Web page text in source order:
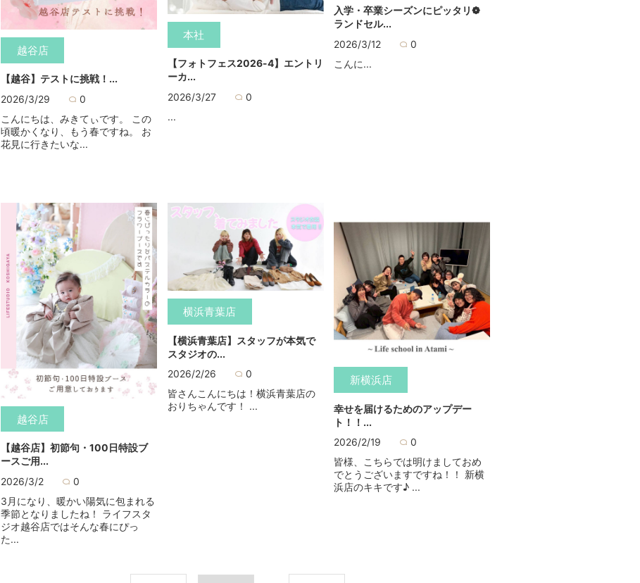
越谷店
【越谷】テストに挑戦！...
2026/3/29
0
こんにちは、みきてぃです。 この
頃暖かくなり、もう春ですね。 お
花見に行きたいな...
本社
【フォトフェス2026-4】エントリ
ーカ...
2026/3/27
0
...
入学・卒業シーズンにピッタリ❁
ランドセル...
2026/3/12
0
こんに...
越谷店
【越谷店】初節句・100日特設ブ
ースご用...
2026/3/2
0
3月になり、暖かい陽気に包まれる
季節となりましたね！ ライフスタ
ジオ越谷店ではそんな春にぴっ
た...
横浜青葉店
【横浜青葉店】スタッフが本気で
スタジオの...
2026/2/26
0
皆さんこんにちは！横浜青葉店の
おりちゃんです！ ...
新横浜店
幸せを届けるためのアップデー
ト！！...
2026/2/19
0
皆様、こちらでは明けましておめ
でとうございますですね！！ 新横
浜店のキキです♪ ...